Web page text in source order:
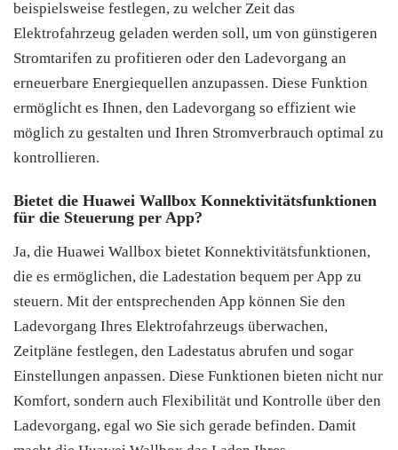
beispielsweise festlegen, zu welcher Zeit das
Elektrofahrzeug geladen werden soll, um von günstigeren
Stromtarifen zu profitieren oder den Ladevorgang an
erneuerbare Energiequellen anzupassen. Diese Funktion
ermöglicht es Ihnen, den Ladevorgang so effizient wie
möglich zu gestalten und Ihren Stromverbrauch optimal zu
kontrollieren.
Bietet die Huawei Wallbox Konnektivitätsfunktionen
für die Steuerung per App?
Ja, die Huawei Wallbox bietet Konnektivitätsfunktionen,
die es ermöglichen, die Ladestation bequem per App zu
steuern. Mit der entsprechenden App können Sie den
Ladevorgang Ihres Elektrofahrzeugs überwachen,
Zeitpläne festlegen, den Ladestatus abrufen und sogar
Einstellungen anpassen. Diese Funktionen bieten nicht nur
Komfort, sondern auch Flexibilität und Kontrolle über den
Ladevorgang, egal wo Sie sich gerade befinden. Damit